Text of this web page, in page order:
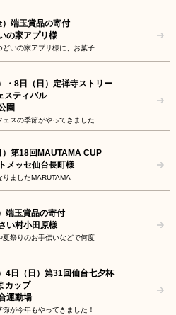
端玉賞品の寄付
の家アプリ様
どいの家アプリ様に、お菓子
・8日（日）定禅寺ストリー
スティバル
園
ェスの季節がやってきました
第18回MAUTAMA CUP
メッセ仙台長町様
りましたMARUTAMA
端玉賞品の寄付
い村小田原様
夏祭りのお手伝いなどで何度
4日（日）第31回仙台七夕杯
カップ
運動場
が今年もやってきました！